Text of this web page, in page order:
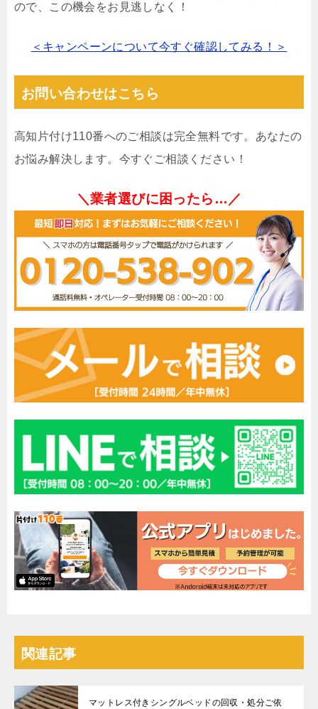
ので、この機会をお見逃しなく！
＜キャンペーンについて今すぐ確認してみる！＞
お問い合わせはこちら
高知片付け110番へのご相談は完全無料です。あなたの
お悩み解決します。今すぐご相談ください！
＼業者選びに困ったら…／
関連記事
マットレス付きシングルベッドの回収・処分ご依